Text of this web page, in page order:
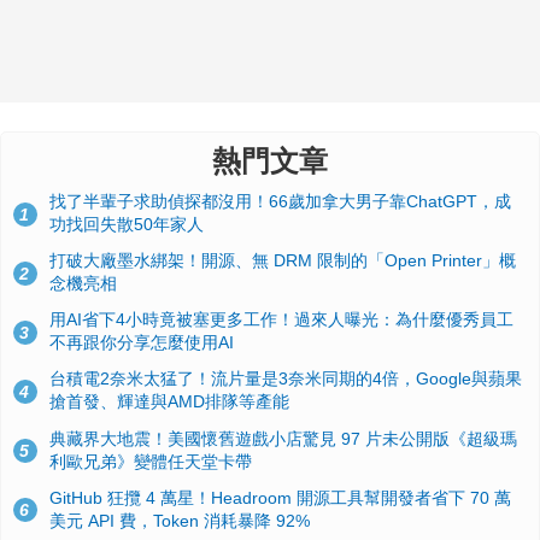
熱門文章
1
找了半輩子求助偵探都沒用！66歲加拿大男子靠ChatGPT，成
功找回失散50年家人
2
打破大廠墨水綁架！開源、無 DRM 限制的「Open Printer」概
念機亮相
3
用AI省下4小時竟被塞更多工作！過來人曝光：為什麼優秀員工
不再跟你分享怎麼使用AI
4
台積電2奈米太猛了！流片量是3奈米同期的4倍，Google與蘋果
搶首發、輝達與AMD排隊等產能
5
典藏界大地震！美國懷舊遊戲小店驚見 97 片未公開版《超級瑪
利歐兄弟》變體任天堂卡帶
6
GitHub 狂攬 4 萬星！Headroom 開源工具幫開發者省下 70 萬
美元 API 費，Token 消耗暴降 92%